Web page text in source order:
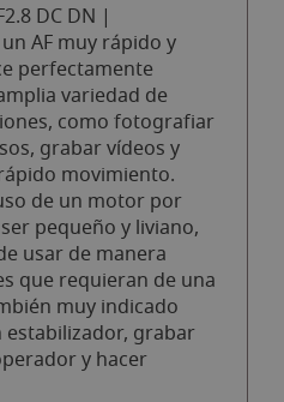
DC DN |
AF muy rápido y
perfectamente
variedad de
como fotografiar
grabar vídeos y
movimiento.
de un motor por
pequeño y liviano,
usar de manera
que requieran de una
muy indicado
grabar
y hacer